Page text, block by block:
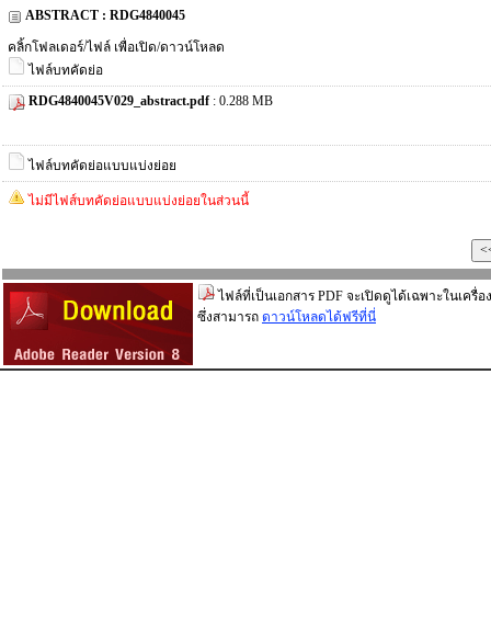
ABSTRACT : RDG4840045
คลิ้กโฟลเดอร์/ไฟล์ เพื่อเปิด/ดาวน์โหลด
ไฟล์บทคัดย่อ
RDG4840045V029_abstract.pdf : 0.288 MB
ไฟล์บทคัดย่อแบบแบ่งย่อย
ไม่มีไฟส์บทคัดย่อแบบแบ่งย่อยในส่วนนี้
ไฟล์ที่เป็นเอกสาร PDF จะเปิดดูได้เฉพาะในเครื่อ
ซึ่งสามารถ ดาวน์โหลดได้ฟรีที่นี่